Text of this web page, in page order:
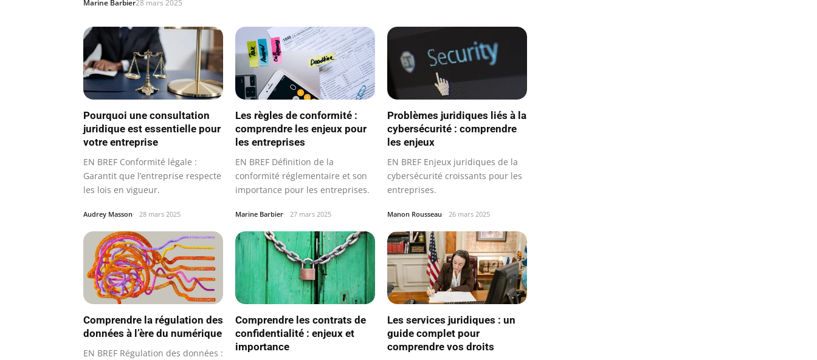
Marine Barbier28 mars 2025
Pourquoi une consultation
juridique est essentielle pour
votre entreprise
EN BREF Conformité légale :
Garantit que l’entreprise respecte
les lois en vigueur.
Audrey Masson 28 mars 2025
Les règles de conformité :
comprendre les enjeux pour
les entreprises
EN BREF Définition de la
conformité réglementaire et son
importance pour les entreprises.
Marine Barbier 27 mars 2025
Problèmes juridiques liés à la
cybersécurité : comprendre
les enjeux
EN BREF Enjeux juridiques de la
cybersécurité croissants pour les
entreprises.
Manon Rousseau 26 mars 2025
Comprendre la régulation des
données à l’ère du numérique
EN BREF Régulation des données :
Comprendre les contrats de
confidentialité : enjeux et
importance
Les services juridiques : un
guide complet pour
comprendre vos droits